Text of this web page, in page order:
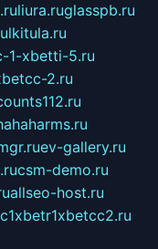
liura.ruglasspb.ru
1-xbetti-5.ru
2.ru
ev-gallery.ru
csm-demo.ru
allseo-host.ru